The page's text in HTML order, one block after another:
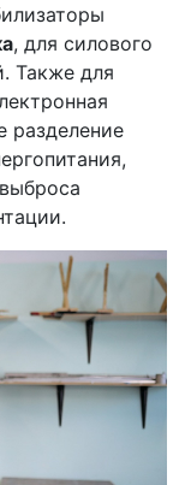
, для силового
Также для
разделение